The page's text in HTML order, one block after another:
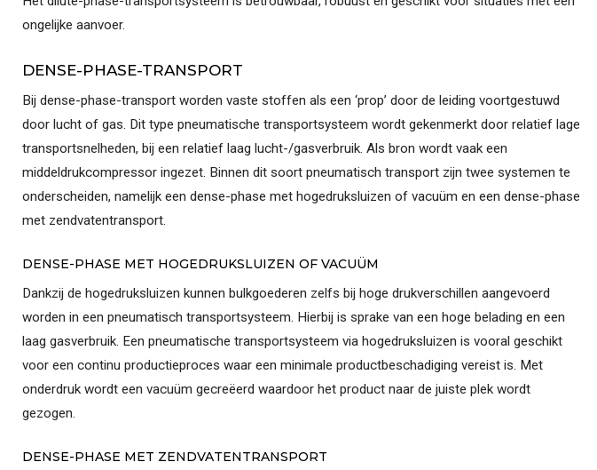
ongelijke aanvoer.
DENSE-PHASE-TRANSPORT
Bij dense-phase-transport worden vaste stoffen als een ‘prop’ door de leiding voortgestuwd
door lucht of gas. Dit type pneumatische transportsysteem wordt gekenmerkt door relatief lage
transportsnelheden, bij een relatief laag lucht-/gasverbruik. Als bron wordt vaak een
middeldrukcompressor ingezet. Binnen dit soort pneumatisch transport zijn twee systemen te
onderscheiden, namelijk een dense-phase met hogedruksluizen of vacuüm en een dense-phase
met zendvatentransport.
DENSE-PHASE MET HOGEDRUKSLUIZEN OF VACUÜM
Dankzij de hogedruksluizen kunnen bulkgoederen zelfs bij hoge drukverschillen aangevoerd
worden in een pneumatisch transportsysteem. Hierbij is sprake van een hoge belading en een
laag gasverbruik. Een pneumatische transportsysteem via hogedruksluizen is vooral geschikt
voor een continu productieproces waar een minimale productbeschadiging vereist is. Met
onderdruk wordt een vacuüm gecreëerd waardoor het product naar de juiste plek wordt
gezogen.
DENSE-PHASE MET ZENDVATENTRANSPORT